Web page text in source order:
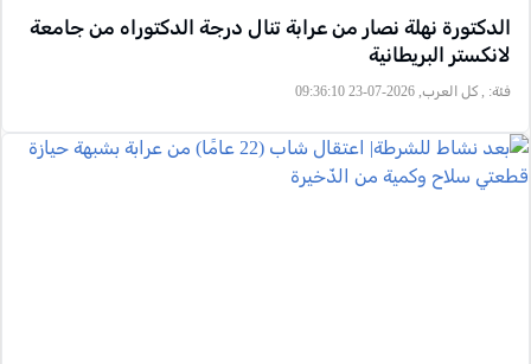
الدكتورة نهلة نصار من عرابة تنال درجة الدكتوراه من جامعة
لانكستر البريطانية
فئة: , كل العرب, 2026-07-23 09:36:10